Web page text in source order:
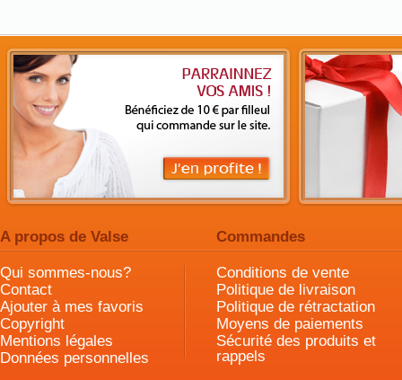
A propos de Valse Commandes
Qui sommes-nous?
Contact
Ajouter à mes favoris
Copyright
Mentions légales
Données personnelles
Conditions de vente
Politique de livraison
Politique de rétractation
Moyens de paiements
Sécurité des produits et
rappels